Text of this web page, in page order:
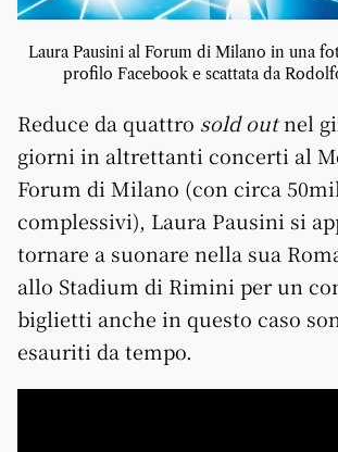
Laura Pausini al Forum di Milano in una
profilo Facebook e scattata da
Reduce da quattro sold outnel
giorni in altrettanti concerti al
Forum di Milano (con circa
complessivi), Laura Pausini si
tornare a suonare nella sua
allo Stadium di Rimini per un
biglietti anche in questo caso
esauriti da tempo.